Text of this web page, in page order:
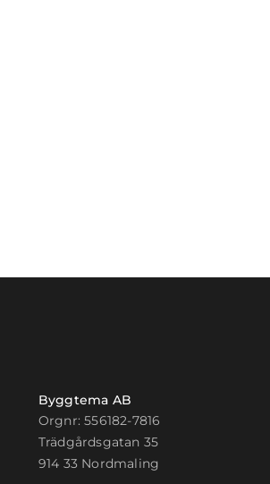
Byggtema AB
Orgnr: 556182-7816
Trädgårdsgatan 35
914 33 Nordmaling